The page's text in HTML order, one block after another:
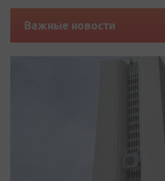
Важные новости